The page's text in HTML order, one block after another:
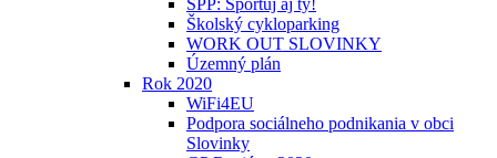
SPP: Športuj aj ty!
Školský cykloparking
WORK OUT SLOVINKY
Územný plán
Rok 2020
WiFi4EU
Podpora sociálneho podnikania v obci
Slovinky